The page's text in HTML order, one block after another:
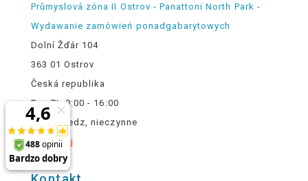
Průmyslová zóna II Ostrov - Panattoni North Park -
Wydawanie zamówień ponadgabarytowych
Dolní Žďár 104
363 01 Ostrov
Česká republika
Pn - Pt, 8:00 - 16:00
Sob - Niedz, nieczynne
mapa tutaj